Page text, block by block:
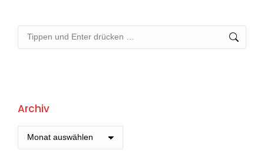
Search:
Archiv
Archiv